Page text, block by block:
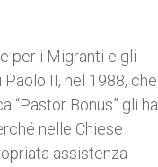
per i Migranti e gli
II, nel 1988, che
“Pastor Bonus” gli ha
nelle Chiese
assistenza